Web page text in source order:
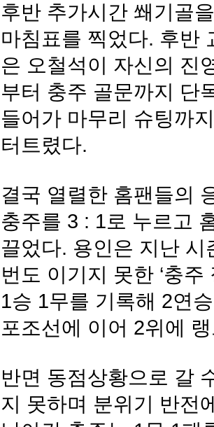
후반 추가시간 쐐기골
마침표를 찍었다. 후반
은 오철석이 자신의 진
부터 충주 골문까지 단
들어가 마무리 슈팅까
터트렸다.
결국 열렬한 홈팬들의
충주를 3 : 1로 누르고
끌었다. 용인은 지난
번도 이기지 못한 ‘충주
1승 1무를 기록해 2연
포조선에 이어 2위에
반면 동점상황으로 갈
지 못하며 분위기 반전